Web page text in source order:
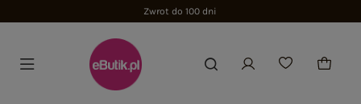
Zwrot do 100 dni